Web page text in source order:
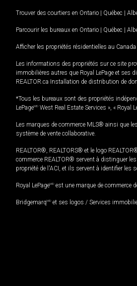
Trouver des courtiers en Ontario | Québec |
Parcourir les bureaux en Ontario | Québec |
Afficher les propriétés résidentielles au Canada
Les informations des propriétés sur ce site
immobilières autres que Royal LePage et ses
REALTOR.ca Installation de distribution de
*Tous les bureaux sont des propriétés
LePageMD West Real Estate Services », « Royal
Les marques de commerce MLS® ainsi que
système de vente collaborative.
REALTOR®, REALTORS® et le logo
commerce REALTOR® servent à distinguer
propriété de l'ACI, et ils servent à identifier
Royal LePageMD est une marque de commerce
BridgemarqMD et ses logos / Services